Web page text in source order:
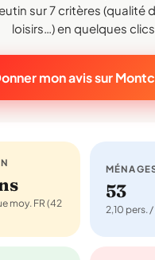
sur 7 critères (qualité
loisirs…) en quelques
mon avis sur
moy. FR (42
53
2,10 pers.